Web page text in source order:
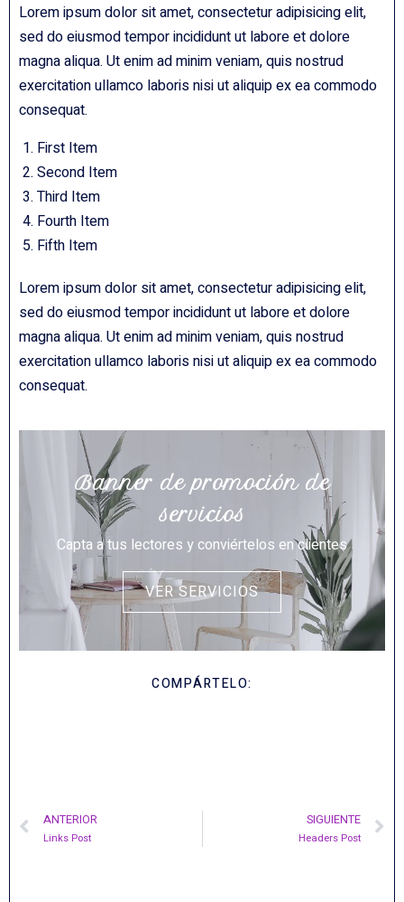
Lorem ipsum dolor sit amet, consectetur adipisicing elit,
sed do eiusmod tempor incididunt ut labore et dolore
magna aliqua. Ut enim ad minim veniam, quis nostrud
exercitation ullamco laboris nisi ut aliquip ex ea commodo
consequat.
First Item
Second Item
Third Item
Fourth Item
Fifth Item
Lorem ipsum dolor sit amet, consectetur adipisicing elit,
sed do eiusmod tempor incididunt ut labore et dolore
magna aliqua. Ut enim ad minim veniam, quis nostrud
exercitation ullamco laboris nisi ut aliquip ex ea commodo
consequat.
Banner de promoción de
servicios
Capta a tus lectores y conviértelos en clientes
VER SERVICIOS
COMPÁRTELO:
ANTERIOR
Links Post
SIGUIENTE
Headers Post